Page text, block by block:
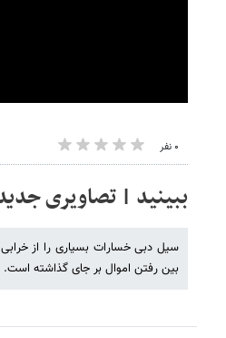
۰ نفر
ببینید | تصاویری
سیل دبی خسارات بسیاری را از
بین رفتن اموال بر جای گذاشته است.